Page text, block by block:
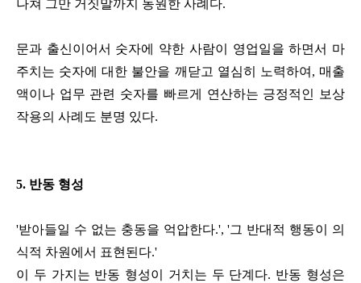
나쳐 그만 거짓말까지 동원한 사례다.
문과 출신이어서 숫자에 약한 사람이 영업일을 하면서 마
주치는 숫자에 대한 불안을 깨닫고 열심히 노력하여, 매출
액이나 업무 관련 숫자를 빠르게 연산하는 긍정적인 보상
작용의 사례도 분명 있다.
5. 반동 형성
'받아들일 수 없는 충동을 억압한다.', '그 반대적 행동이 의
식적 차원에서 표현된다.'
이 두 가지는 반동 형성이 거치는 두 단계다. 반동 형성은